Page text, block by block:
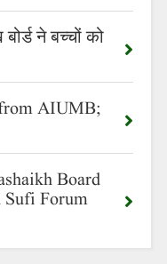
ने बच्चों को
AIUMB;
Board
Forum